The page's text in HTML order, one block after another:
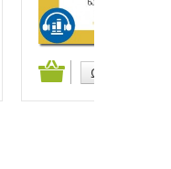
₾9.95 GEL
კალათაში დამატება